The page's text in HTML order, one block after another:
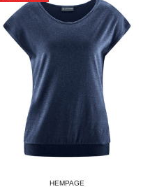
HEMPAGE